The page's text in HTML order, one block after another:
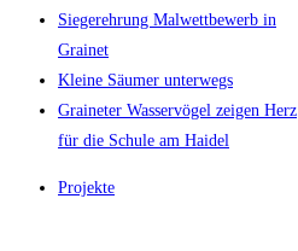
Siegerehrung Malwettbewerb in
Grainet
Kleine Säumer unterwegs
Graineter Wasservögel zeigen Herz
für die Schule am Haidel
Projekte